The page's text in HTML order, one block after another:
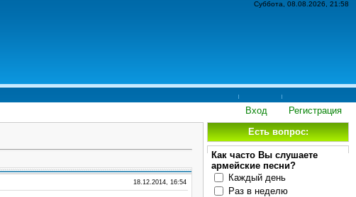
Суббота, 08.08.2026, 21:58
Регистрация
Вход
18.12.2014, 16:54
Есть вопрос:
Как часто Вы слушаете
армейские песни?
Каждый день
Раз в неделю